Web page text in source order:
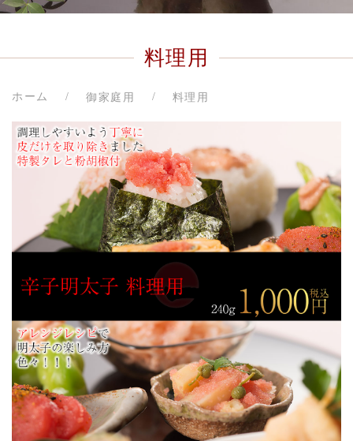
料理用
ホーム 御家庭用 料理用